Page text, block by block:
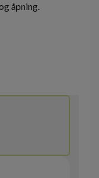
åpning.